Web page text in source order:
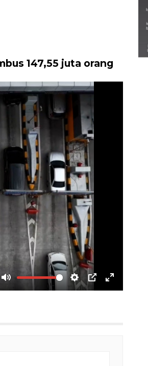
147,55 juta orang
Mute Settings
PIP Enter